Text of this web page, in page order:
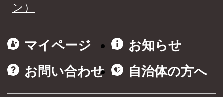
ン）
マイページ
お知らせ
お問い合わせ
自治体の方へ